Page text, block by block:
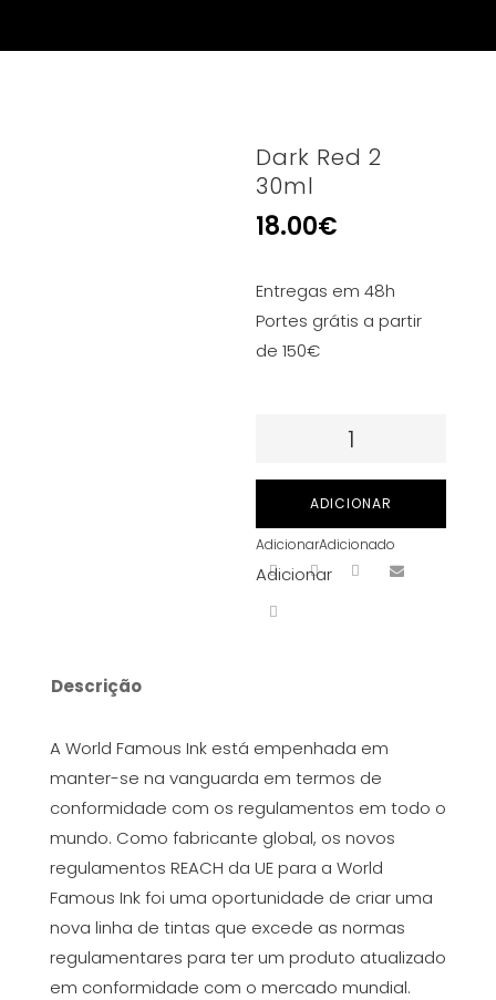
Dark Red 2
30ml
18.00€
Entregas em 48h
Portes grátis a partir
de 150€
Quantidade
2
30ml
ADICIONAR
AdicionarAdicionado
Adicionar
Descrição
A World Famous Ink está empenhada em
manter-se na vanguarda em termos de
conformidade com os regulamentos em todo o
mundo. Como fabricante global, os novos
regulamentos REACH da UE para a World
Famous Ink foi uma oportunidade de criar uma
nova linha de tintas que excede as normas
regulamentares para ter um produto atualizado
em conformidade com o mercado mundial.